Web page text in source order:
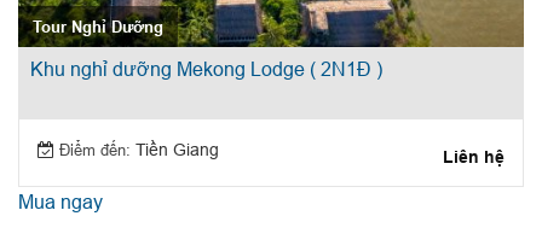
Tour Nghỉ Dưỡng
Khu nghỉ dưỡng Mekong Lodge ( 2N1Đ )
Điểm đến: Tiền Giang Liên hệ
Mua ngay